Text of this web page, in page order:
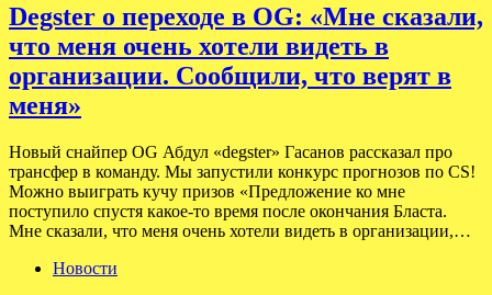
Degster о переходе в OG: «Мне сказали,
что меня очень хотели видеть в
организации. Сообщили, что верят в
меня»
Новый снайпер OG Абдул «degster» Гасанов рассказал про
трансфер в команду. Мы запустили конкурс прогнозов по CS!
Можно выиграть кучу призов «Предложение ко мне
поступило спустя какое-то время после окончания Бласта.
Мне сказали, что меня очень хотели видеть в организации,…
Новости